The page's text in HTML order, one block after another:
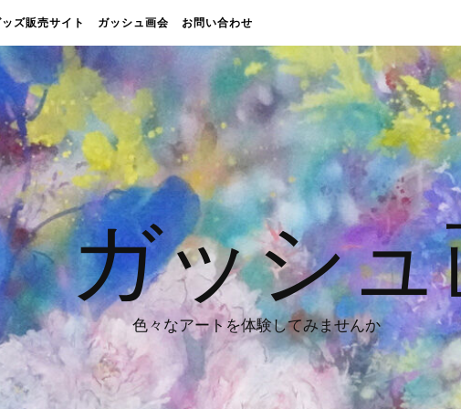
ズ販売サイト ガッシュ画会 お問い合わせ
ッシュ
色々なアートを体験してみませんか